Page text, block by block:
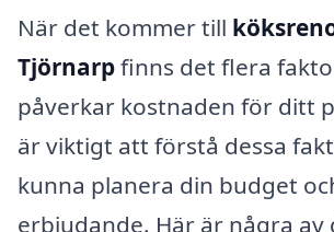
När det kommer till
Tjörnarpfinns det flera
påverkar kostnaden för ditt
är viktigt att förstå dessa
kunna planera din budget
erbjudande. Här är några av